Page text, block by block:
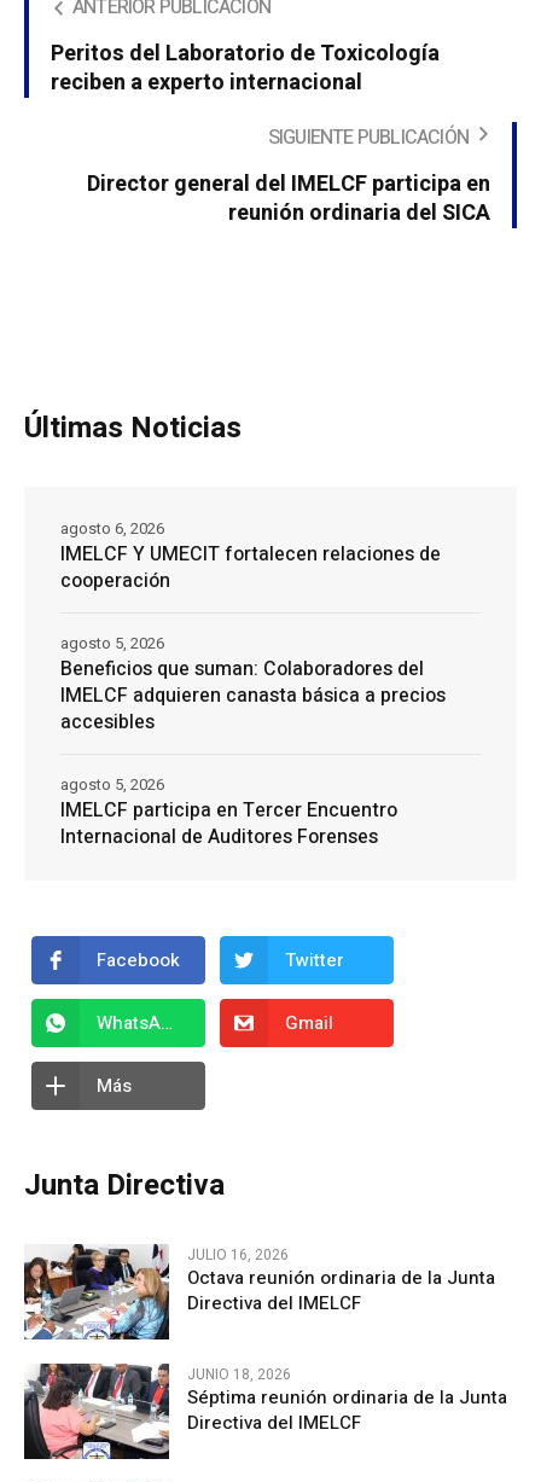
ANTERIOR PUBLICACIÓN
Peritos del Laboratorio de Toxicología
reciben a experto internacional
SIGUIENTE PUBLICACIÓN
Director general del IMELCF participa en
reunión ordinaria del SICA
Últimas Noticias
IMELCF Y UMECIT fortalecen relaciones de
cooperación
agosto 6, 2026
Beneficios que suman: Colaboradores del
IMELCF adquieren canasta básica a precios
accesibles
agosto 5, 2026
IMELCF participa en Tercer Encuentro
Internacional de Auditores Forenses
agosto 5, 2026
Facebook Twitter
WhatsApp Gmail
Más
Junta Directiva
JULIO 16, 2026
Octava reunión ordinaria de la Junta
Directiva del IMELCF
JUNIO 18, 2026
Séptima reunión ordinaria de la Junta
Directiva del IMELCF